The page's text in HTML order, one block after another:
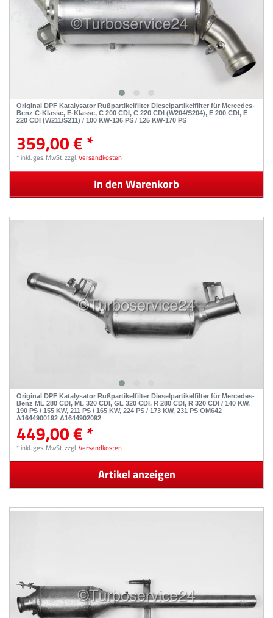
Original DPF Katalysator Rußpartikelfilter Dieselpartikelfilter für Mercedes-
Benz C-Klasse, E-Klasse, C 200 CDI, C 220 CDI (W204/S204), E 200 CDI, E
220 CDI (W211/S211) / 100 KW-136 PS / 125 KW-170 PS
359,00 € *
*inkl. ges. MwSt.zzgl.Versandkosten
In den Warenkorb
Original DPF Katalysator Rußpartikelfilter Dieselpartikelfilter für Mercedes-
Benz ML 280 CDI, ML 320 CDI, GL 320 CDI, R 280 CDI, R 320 CDI / 140 KW,
190 PS / 155 KW, 211 PS / 165 KW, 224 PS / 173 KW, 231 PS OM642
A1644900192 A1644902092
449,00 € *
*inkl. ges. MwSt.zzgl.Versandkosten
Artikel anzeigen